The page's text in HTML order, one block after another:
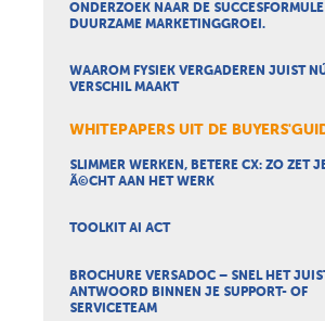
ONDERZOEK NAAR DE
DUURZAME MARKETINGGROEI.
WAAROM FYSIEK VERGADEREN JUIST
VERSCHIL MAAKT
WHITEPAPERS UIT DE
SLIMMER WERKEN, BETERE CX: ZO ZET
Ã©CHT AAN HET WERK
TOOLKIT AI ACT
BROCHURE VERSADOC – SNEL HET
ANTWOORD BINNEN JE SUPPORT- OF
SERVICETEAM